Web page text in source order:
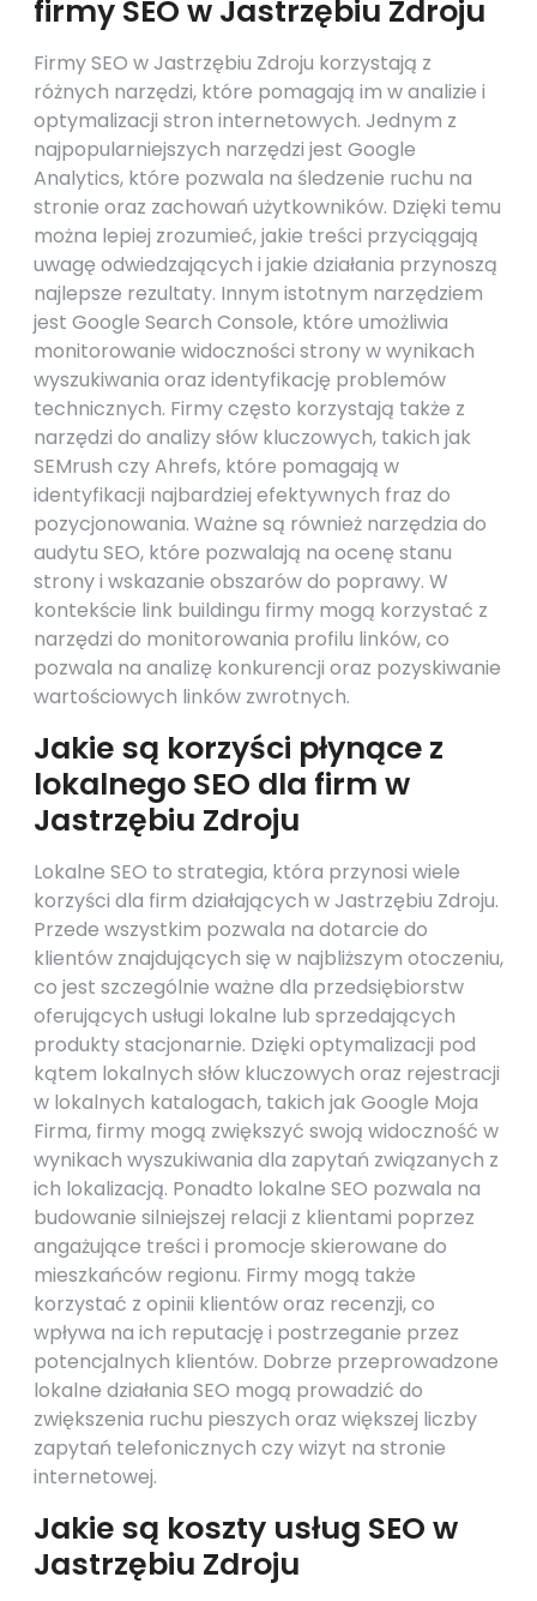
firmy SEO w Jastrzębiu Zdroju
Firmy SEO w Jastrzębiu Zdroju korzystają z
różnych narzędzi, które pomagają im w analizie i
optymalizacji stron internetowych. Jednym z
najpopularniejszych narzędzi jest Google
Analytics, które pozwala na śledzenie ruchu na
stronie oraz zachowań użytkowników. Dzięki temu
można lepiej zrozumieć, jakie treści przyciągają
uwagę odwiedzających i jakie działania przynoszą
najlepsze rezultaty. Innym istotnym narzędziem
jest Google Search Console, które umożliwia
monitorowanie widoczności strony w wynikach
wyszukiwania oraz identyfikację problemów
technicznych. Firmy często korzystają także z
narzędzi do analizy słów kluczowych, takich jak
SEMrush czy Ahrefs, które pomagają w
identyfikacji najbardziej efektywnych fraz do
pozycjonowania. Ważne są również narzędzia do
audytu SEO, które pozwalają na ocenę stanu
strony i wskazanie obszarów do poprawy. W
kontekście link buildingu firmy mogą korzystać z
narzędzi do monitorowania profilu linków, co
pozwala na analizę konkurencji oraz pozyskiwanie
wartościowych linków zwrotnych.
Jakie są korzyści płynące z
lokalnego SEO dla firm w
Jastrzębiu Zdroju
Lokalne SEO to strategia, która przynosi wiele
korzyści dla firm działających w Jastrzębiu Zdroju.
Przede wszystkim pozwala na dotarcie do
klientów znajdujących się w najbliższym otoczeniu,
co jest szczególnie ważne dla przedsiębiorstw
oferujących usługi lokalne lub sprzedających
produkty stacjonarnie. Dzięki optymalizacji pod
kątem lokalnych słów kluczowych oraz rejestracji
w lokalnych katalogach, takich jak Google Moja
Firma, firmy mogą zwiększyć swoją widoczność w
wynikach wyszukiwania dla zapytań związanych z
ich lokalizacją. Ponadto lokalne SEO pozwala na
budowanie silniejszej relacji z klientami poprzez
angażujące treści i promocje skierowane do
mieszkańców regionu. Firmy mogą także
korzystać z opinii klientów oraz recenzji, co
wpływa na ich reputację i postrzeganie przez
potencjalnych klientów. Dobrze przeprowadzone
lokalne działania SEO mogą prowadzić do
zwiększenia ruchu pieszych oraz większej liczby
zapytań telefonicznych czy wizyt na stronie
internetowej.
Jakie są koszty usług SEO w
Jastrzębiu Zdroju